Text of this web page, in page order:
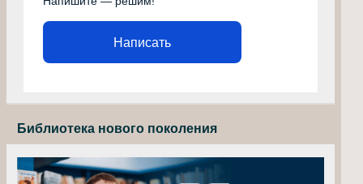
Написать
Библиотека нового поколения